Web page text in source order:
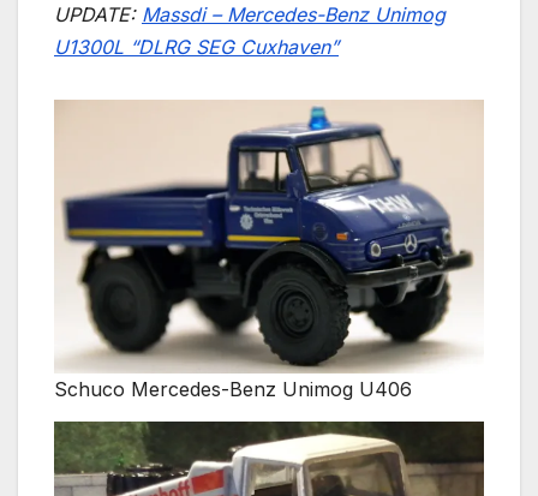
UPDATE: Massdi – Mercedes-Benz Unimog
U1300L “DLRG SEG Cuxhaven”
Schuco Mercedes-Benz Unimog U406